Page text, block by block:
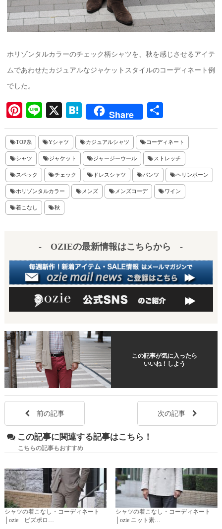
ホリゾンタルカラーのチェック柄シャツを、秋を感じさせるアイテ
ムであわせたカジュアルなジャケットスタイルのコーディネート例
でした。
Pi
nt
er
es
t
Li
ne
X
H
at
en
a
Share
有
TOP糸 Yシャツ カジュアルシャツ コーディネート
シャツ ジャケット ジャージーウール ストレッチ
スペック チェック ドレスシャツ パンツ ヘリンボーン
ホリゾンタルカラー メンズ メンズコーデ ワイン
着こなし 秋
- OZIEの最新情報はこちらから -
この記事が気に入ったら
いいね！しよう
前の記事 次の記事
この記事に関連する記事はこちら！
こちらの記事もおすすめ
シャツの着こなし・コーディネート
│ozie ビズポロ…
シャツの着こなし・コーディネート
│ozie ニット素…